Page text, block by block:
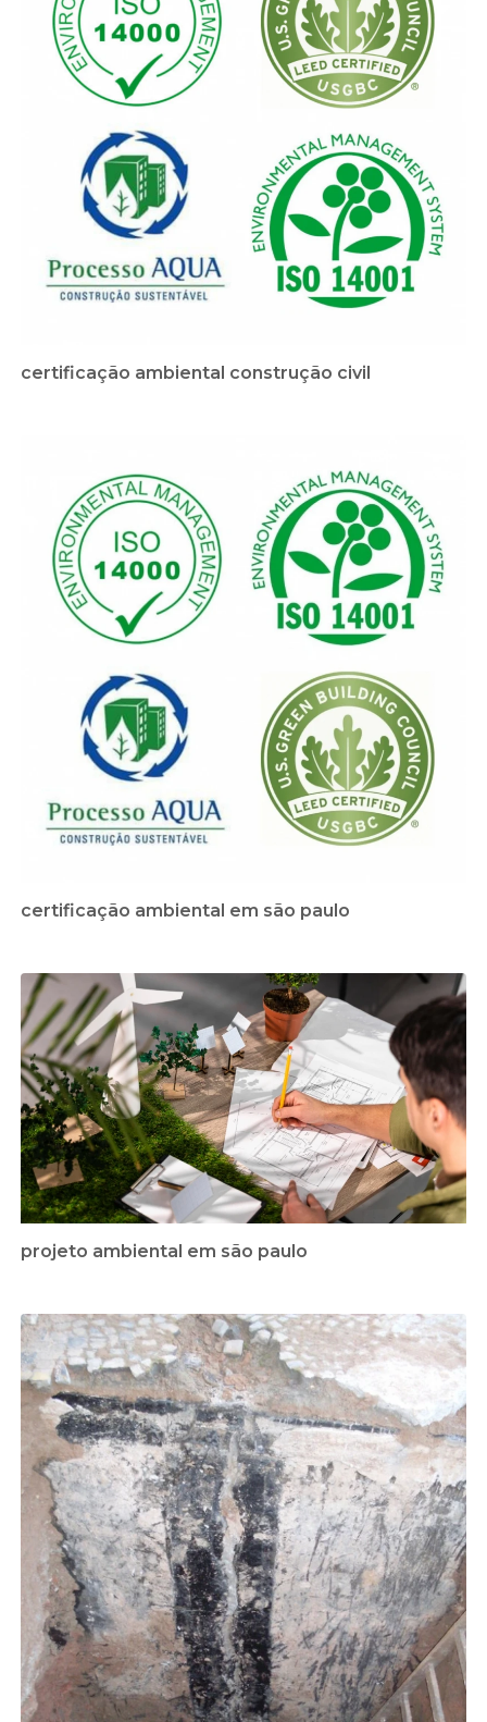
certificação ambiental construção civil
certificação ambiental em são paulo
projeto ambiental em são paulo